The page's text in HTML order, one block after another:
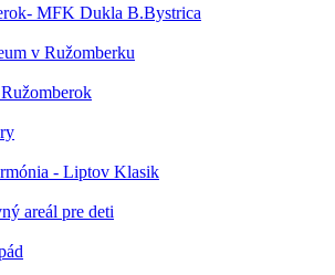
MFK Dukla B.Bystrica
v Ružomberku
- Liptov Klasik
areál pre deti